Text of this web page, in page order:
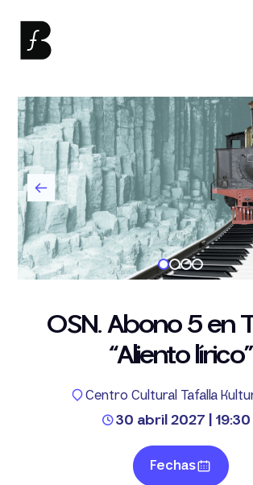
OSN. Abono 5 en
“Aliento lírico”
Centro Cultural Tafalla
30 abril 2027 | 19:30
Fechas